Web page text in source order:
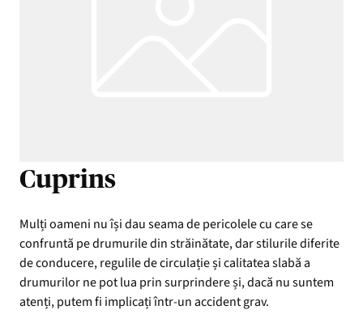
Cuprins
Mulți oameni nu își dau seama de pericolele cu care se
confruntă pe drumurile din străinătate, dar stilurile diferite
de conducere, regulile de circulație și calitatea slabă a
drumurilor ne pot lua prin surprindere și, dacă nu suntem
atenți, putem fi implicați într-un accident grav.